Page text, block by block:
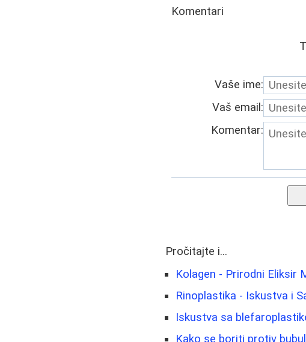
Komentari
Vaše ime:
Vaš email:
Komentar:
Pročitajte i...
Kolagen - Prirodni Eliksir
Rinoplastika - Iskustva i
Iskustva sa
Kako se boriti protiv